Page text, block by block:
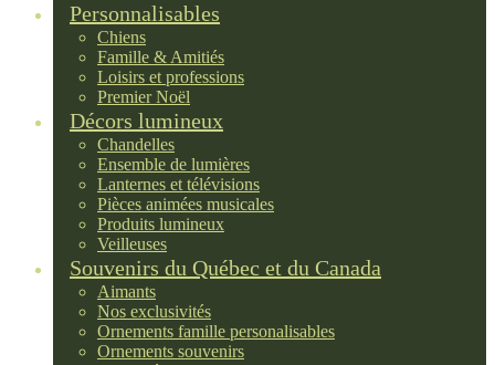
Personnalisables
Chiens
Famille & Amitiés
Loisirs et professions
Premier Noël
Décors lumineux
Chandelles
Ensemble de lumières
Lanternes et télévisions
Pièces animées musicales
Produits lumineux
Veilleuses
Souvenirs du Québec et du Canada
Aimants
Nos exclusivités
Ornements famille personalisables
Ornements souvenirs